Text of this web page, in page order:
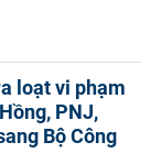
loạt vi phạm
PNJ,
Bộ Công